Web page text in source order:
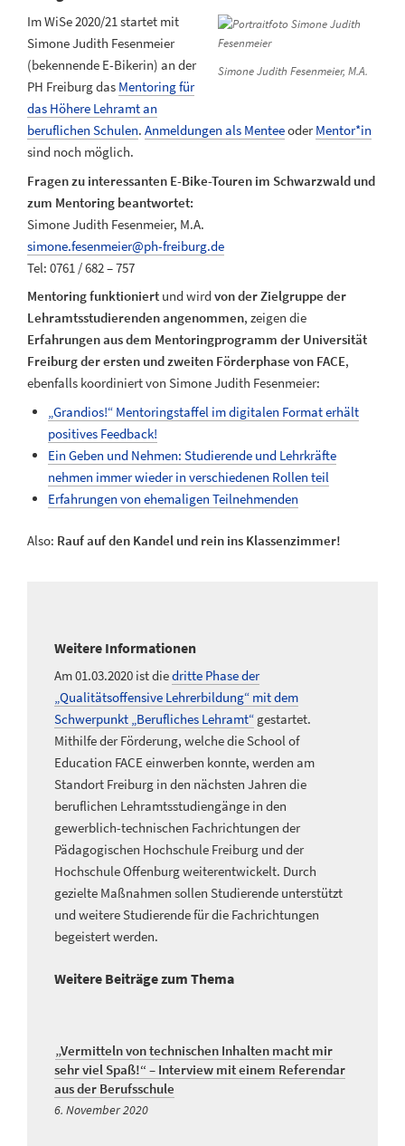
Simone Judith Fesenmeier, M.A.
Im WiSe 2020/21 startet mit
Simone Judith Fesenmeier
(bekennende E-Bikerin) an der
PH Freiburg das Mentoring für
das Höhere Lehramt an
beruflichen Schulen. Anmeldungen als MenteeoderMentor*in
sind noch möglich.
Fragen zu interessanten E-Bike-Touren im Schwarzwald und
zum Mentoring beantwortet:
Simone Judith Fesenmeier, M.A.
simone.fesenmeier@ph-freiburg.de
Tel: 0761 / 682 – 757
Mentoring funktioniert und wird von der Zielgruppe der
Lehramtsstudierenden angenommen, zeigen die
Erfahrungen aus dem Mentoringprogramm der Universität
Freiburg der ersten und zweiten Förderphase von FACE,
ebenfalls koordiniert von Simone Judith Fesenmeier:
„Grandios!“ Mentoringstaffel im digitalen Format erhält
positives Feedback!
Ein Geben und Nehmen: Studierende und Lehrkräfte
nehmen immer wieder in verschiedenen Rollen teil
Erfahrungen von ehemaligen Teilnehmenden
Also: Rauf auf den Kandel und rein ins Klassenzimmer!
Weitere Informationen
Am 01.03.2020 ist diedritte Phase der
„Qualitätsoffensive Lehrerbildung“ mit dem
Schwerpunkt „Berufliches Lehramt“ gestartet.
Mithilfe der Förderung, welche die School of
Education FACE einwerben konnte, werden am
Standort Freiburg in den nächsten Jahren die
beruflichen Lehramtsstudiengänge in den
gewerblich-technischen Fachrichtungen der
Pädagogischen Hochschule Freiburg und der
Hochschule Offenburg weiterentwickelt. Durch
gezielte Maßnahmen sollen Studierende unterstützt
und weitere Studierende für die Fachrichtungen
begeistert werden.
Weitere Beiträge zum Thema
„Vermitteln von technischen Inhalten macht mir
sehr viel Spaß!“ – Interview mit einem Referendar
aus der Berufsschule
6. November 2020